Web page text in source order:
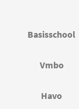
Basisschool
Vmbo
Havo